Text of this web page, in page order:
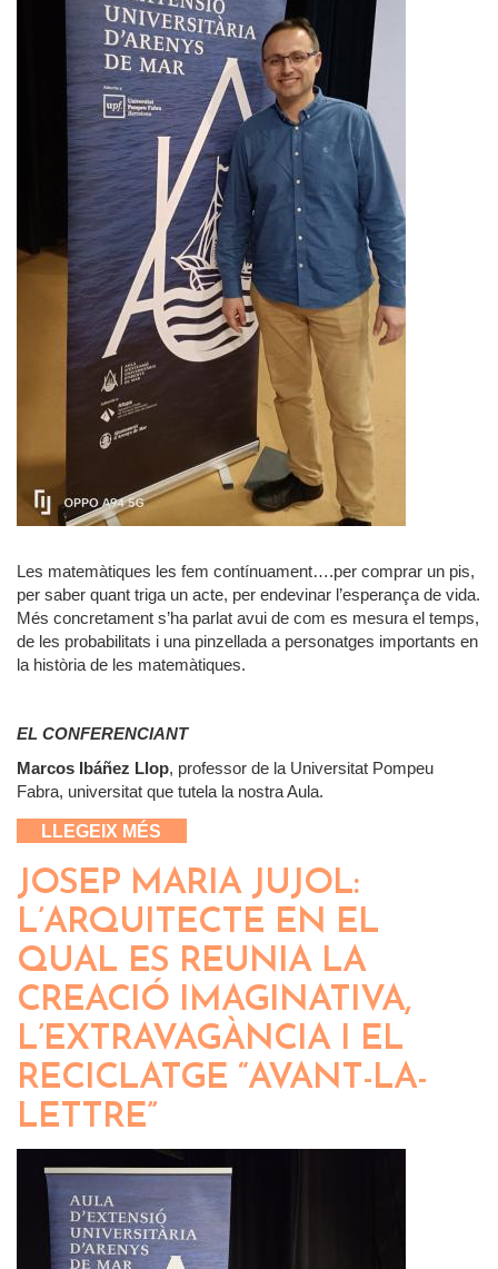
Les matemàtiques les fem contínuament….per comprar un pis,
per saber quant triga un acte, per endevinar l’esperança de vida.
Més concretament s’ha parlat avui de com es mesura el temps,
de les probabilitats i una pinzellada a personatges importants en
la història de les matemàtiques.
EL CONFERENCIANT
Marcos Ibáñez Llop, professor de la Universitat Pompeu
Fabra, universitat que tutela la nostra Aula.
LLEGEIX MÉS
JOSEP MARIA JUJOL:
L’ARQUITECTE EN EL
QUAL ES REUNIA LA
CREACIÓ IMAGINATIVA,
L’EXTRAVAGÀNCIA I EL
RECICLATGE “AVANT-LA-
LETTRE”